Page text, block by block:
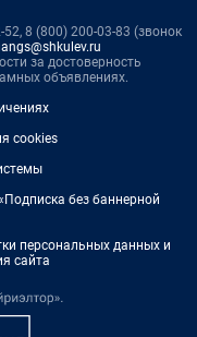
8 (800) 200-03-83 (звонок
за достоверность
объявлениях.
cookies
без баннерной
персональных данных и
сайта